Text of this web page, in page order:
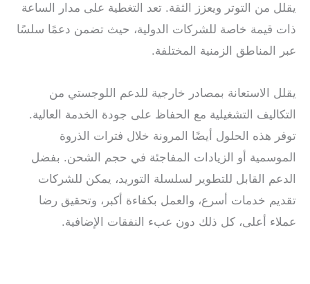
يقلل من التوتر ويعزز الثقة. تعد التغطية على مدار الساعة
ذات قيمة خاصة للشركات الدولية، حيث تضمن دعمًا سلسًا
عبر المناطق الزمنية المختلفة.
يقلل الاستعانة بمصادر خارجية للدعم اللوجستي من
التكاليف التشغيلية مع الحفاظ على جودة الخدمة العالية.
توفر هذه الحلول أيضًا المرونة خلال فترات الذروة
الموسمية أو الزيادات المفاجئة في حجم الشحن. بفضل
الدعم القابل للتطوير لسلسلة التوريد، يمكن للشركات
تقديم خدمات أسرع، والعمل بكفاءة أكبر، وتحقيق رضا
عملاء أعلى، كل ذلك دون عبء النفقات الإضافية.